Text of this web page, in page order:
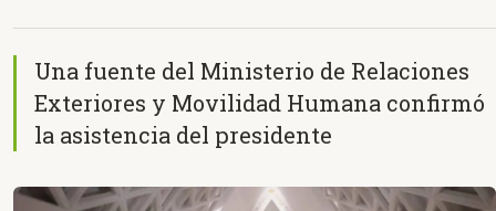
Una fuente del Ministerio de Relaciones
Exteriores y Movilidad Humana confirmó
la asistencia del presidente